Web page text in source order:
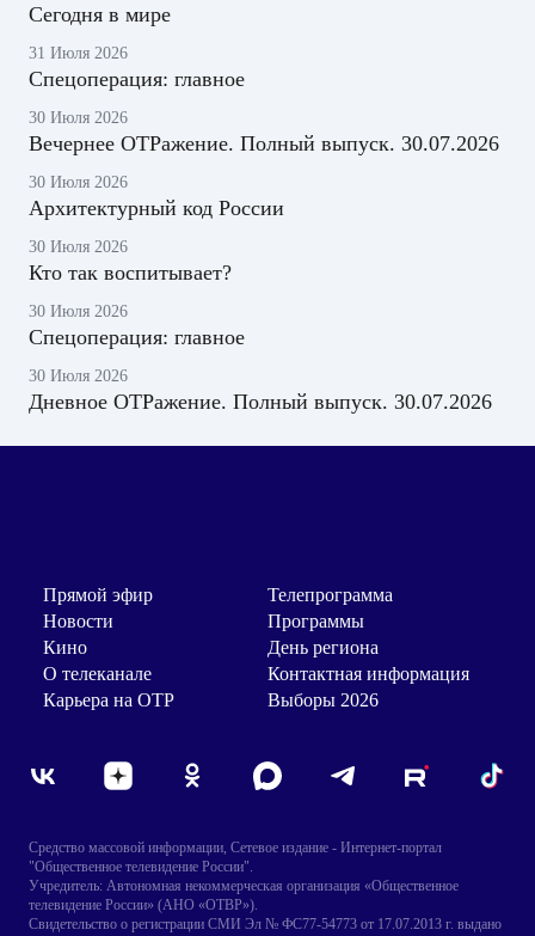
Сегодня в мире
31 Июля 2026
Спецоперация: главное
30 Июля 2026
Вечернее ОТРажение. Полный выпуск. 30.07.2026
30 Июля 2026
Архитектурный код России
30 Июля 2026
Кто так воспитывает?
30 Июля 2026
Спецоперация: главное
30 Июля 2026
Дневное ОТРажение. Полный выпуск. 30.07.2026
Средство массовой информации, Сетевое издание - Интернет-портал
"Общественное телевидение России".
Учредитель: Автономная некоммерческая организация «Общественное
телевидение России» (АНО «ОТВР»).
Свидетельство о регистрации СМИ Эл № ФС77-54773 от 17.07.2013 г. выдано
Прямой эфир
Телепрограмма
Новости
Программы
Кино
День региона
О телеканале
Контактная информация
Карьера на ОТР
Выборы 2026